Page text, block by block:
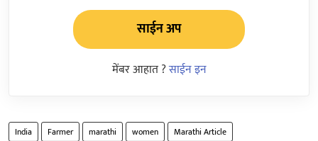
साईन अप
मेंबर आहात ?साईन इन
India Farmer marathi women
Marathi Article